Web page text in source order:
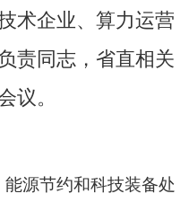
术企业、算力运营
责同志，省直相关
议。
能源节约和科技装备处